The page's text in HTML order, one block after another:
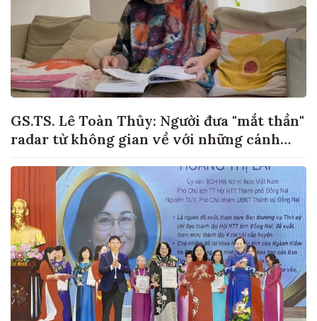
GS.TS. Lê Toàn Thủy: Người đưa "mắt thần"
radar từ không gian về với những cánh